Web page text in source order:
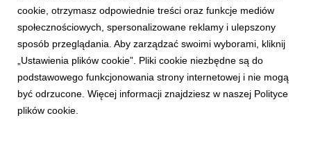
Trendy & Raporty
Aktualności
Copyright © 2017 Bank Handlowy w Warszawie S.A.
cookie, otrzymasz odpowiednie treści oraz funkcje mediów
społecznościowych, spersonalizowane reklamy i ulepszony
sposób przeglądania. Aby zarządzać swoimi wyborami, kliknij
„Ustawienia plików cookie”. Pliki cookie niezbędne są do
podstawowego funkcjonowania strony internetowej i nie mogą
być odrzucone. Więcej informacji znajdziesz w naszej Polityce
plików cookie.